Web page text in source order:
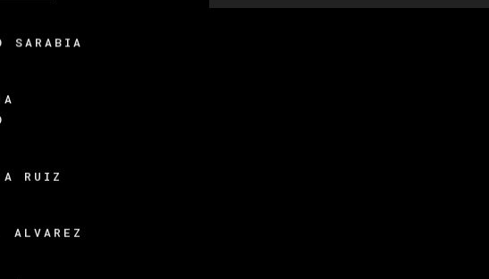
SARABIA
RUIZ
ALVAREZ